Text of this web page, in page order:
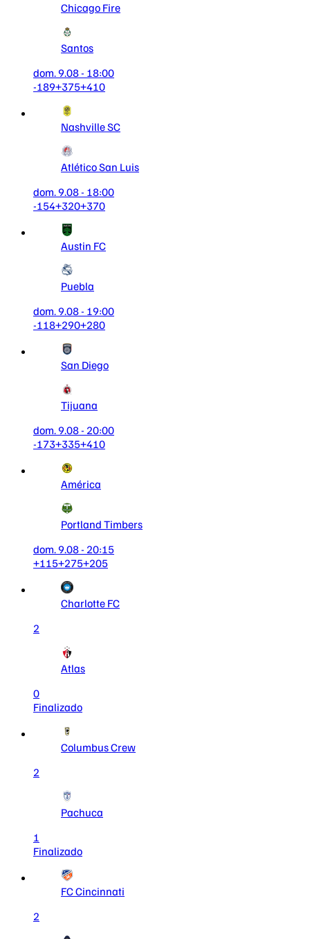
Chicago Fire
Santos
dom. 9.08 - 18:00
-189+375+410
Nashville SC
Atlético San Luis
dom. 9.08 - 18:00
-154+320+370
Austin FC
Puebla
dom. 9.08 - 19:00
-118+290+280
San Diego
Tijuana
dom. 9.08 - 20:00
-173+335+410
América
Portland Timbers
dom. 9.08 - 20:15
+115+275+205
Charlotte FC
2
Atlas
0
Finalizado
Columbus Crew
2
Pachuca
1
Finalizado
FC Cincinnati
2